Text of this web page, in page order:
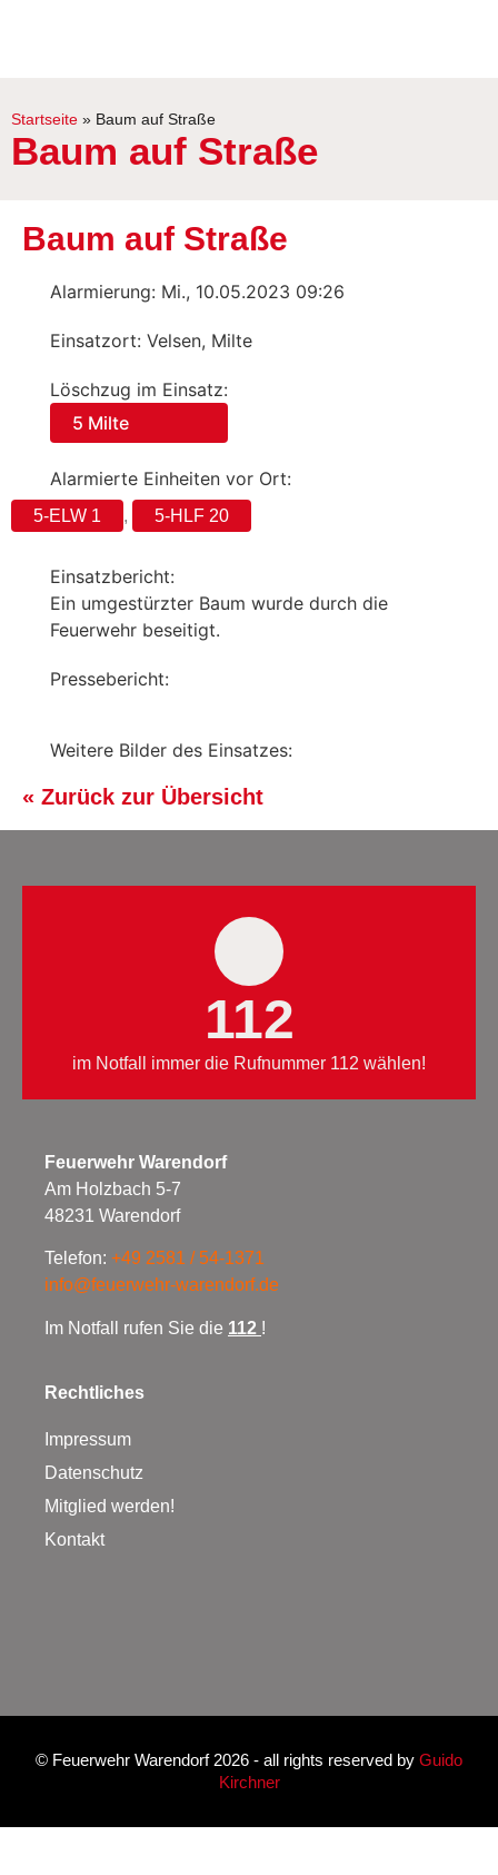
Startseite » Baum auf Straße
Baum auf Straße
Baum auf Straße
Alarmierung: Mi., 10.05.2023 09:26
Einsatzort: Velsen, Milte
Löschzug im Einsatz:
5 Milte
Alarmierte Einheiten vor Ort:
5-ELW 1 , 5-HLF 20
Einsatzbericht:
Ein umgestürzter Baum wurde durch die
Feuerwehr beseitigt.
Pressebericht:
Weitere Bilder des Einsatzes:
« Zurück zur Übersicht
112
im Notfall immer die Rufnummer 112 wählen!
Feuerwehr Warendorf
Am Holzbach 5-7
48231 Warendorf
Telefon: +49 2581 / 54-1371
info@feuerwehr-warendorf.de
Im Notfall rufen Sie die 112 !
Rechtliches
Impressum
Datenschutz
Mitglied werden!
Kontakt
© Feuerwehr Warendorf 2026 - all rights reserved by Guido
Kirchner